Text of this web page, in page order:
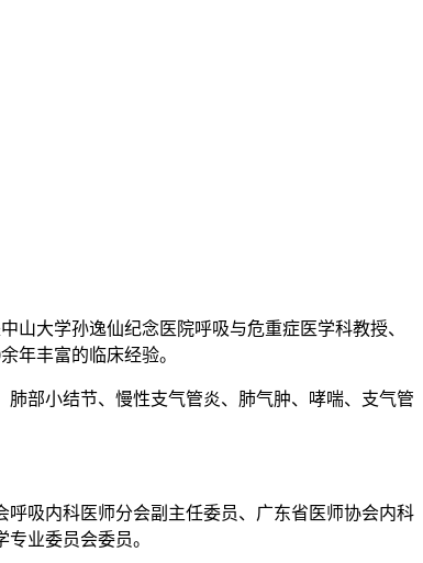
山大学孙逸仙纪念医院呼吸与危重症医学科教授、
年丰富的临床经验。
部小结节、慢性支气管炎、肺气肿、哮喘、支气管
吸内科医师分会副主任委员、广东省医师协会内科
业委员会委员。